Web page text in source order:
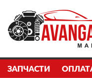
ЗАПЧАСТИ